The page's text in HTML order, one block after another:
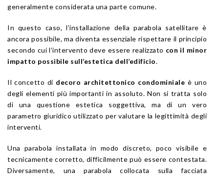
generalmente considerata una parte comune.
In questo caso, l’installazione della parabola satellitare è
ancora possibile, ma diventa essenziale rispettare il principio
secondo cui l’intervento deve essere realizzato con il minor
impatto possibile sull’estetica dell’edificio.
Il concetto di decoro architettonico condominiale è uno
degli elementi più importanti in assoluto. Non si tratta solo
di una questione estetica soggettiva, ma di un vero
parametro giuridico utilizzato per valutare la legittimità degli
interventi.
Una parabola installata in modo discreto, poco visibile e
tecnicamente corretto, difficilmente può essere contestata.
Diversamente, una parabola collocata sulla facciata